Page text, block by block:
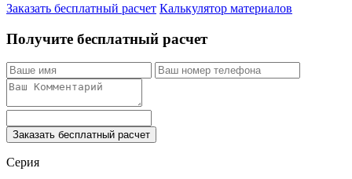
Заказать бесплатный расчет Калькулятор материалов
Получите бесплатный расчет
Заказать бесплатный расчет
Серия